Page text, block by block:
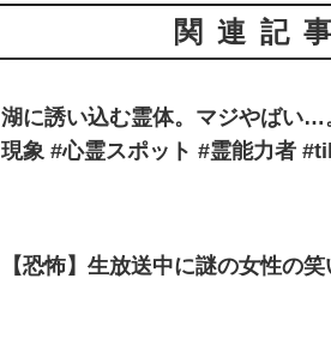
関連記事
湖に誘い込む霊体。マジやばい
現象 #心霊スポット #霊能力者
【恐怖】生放送中に謎の女性の